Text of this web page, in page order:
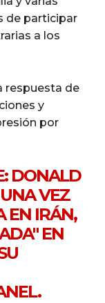
de participar
a los
respuesta de
y
por
DONALD
VEZ
EN IRÁN,
EN